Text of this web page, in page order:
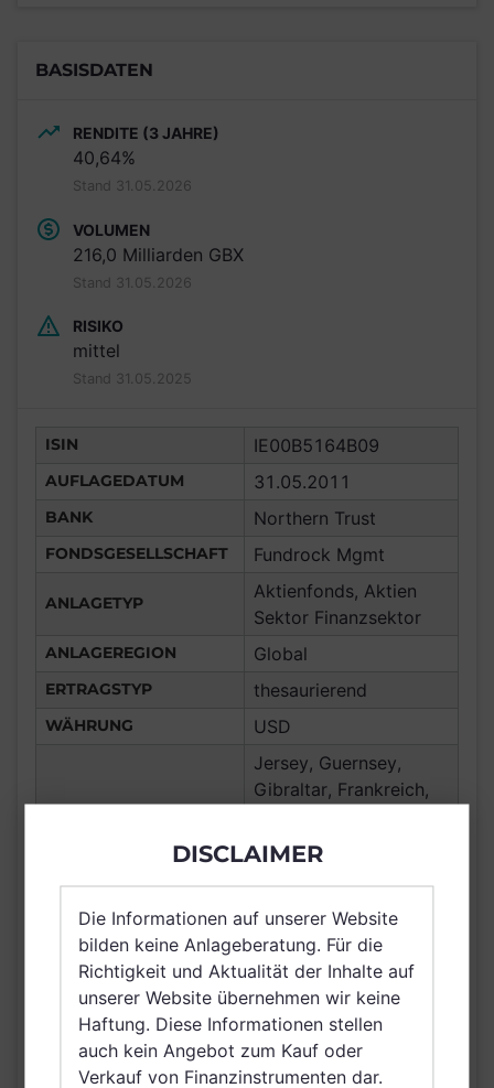
BASISDATEN
RENDITE (3 JAHRE)
40,64%
Stand 31.05.2026
VOLUMEN
216,0 Milliarden GBX
Stand 31.05.2026
RISIKO
mittel
Stand 31.05.2025
ISIN IE00B5164B09
AUFLAGEDATUM 31.05.2011
BANK Northern Trust
FONDSGESELLSCHAFT Fundrock Mgmt
ANLAGETYP
Aktienfonds, Aktien
Sektor Finanzsektor
ANLAGEREGION Global
ERTRAGSTYP thesaurierend
WÄHRUNG USD
VERTRIEBSZULASSUNG
Jersey, Guernsey,
Gibraltar, Frankreich,
Italien, Luxemburg,
Vereinigtes Königreich
Nordirland, Österreich,
Schweiz, Finnland,
Dänemark, Schweden,
Irland, Belgien,
Netherlands (Kingdom
of the), Norwegen,
Singapur
DISCLAIMER
Die Informationen auf unserer Website
bilden keine Anlageberatung. Für die
Richtigkeit und Aktualität der Inhalte auf
unserer Website übernehmen wir keine
Haftung. Diese Informationen stellen
auch kein Angebot zum Kauf oder
Verkauf von Finanzinstrumenten dar.